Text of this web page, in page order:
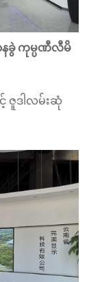
ာနခွဲ ကုမ္ပဏီလီမိ
င့် ဇူဒါလမ်းဆုံ